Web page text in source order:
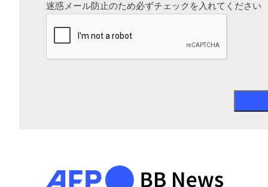
迷惑メール防止のため必ずチェックを入れてください